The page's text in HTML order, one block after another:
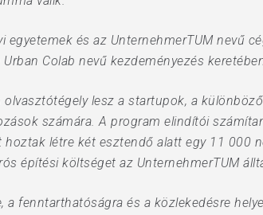
egyetemek és az UnternehmerTUM nevű
Colab nevű kezdeményezés
lesz a startupok, a
számára. A program elindítói
létre két esztendő alatt egy 11 000
építési költséget az UnternehmerTUM
fenntarthatóságra és a közlekedésre